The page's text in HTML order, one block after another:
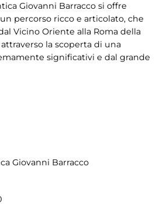
Giovanni Barracco si offre
percorso ricco e articolato, che
Vicino Oriente alla Roma della
la scoperta di una
significativi e dal grande
Giovanni Barracco